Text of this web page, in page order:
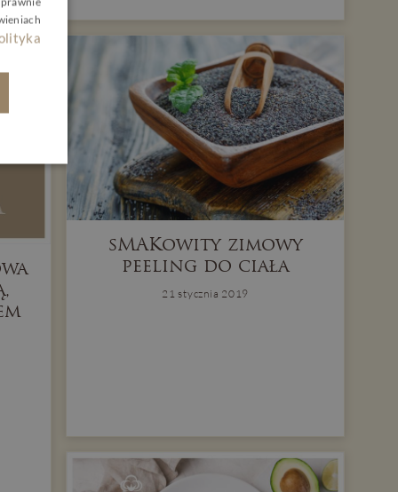
sMAKowity zimowy
peeling do ciała
21 stycznia 2019